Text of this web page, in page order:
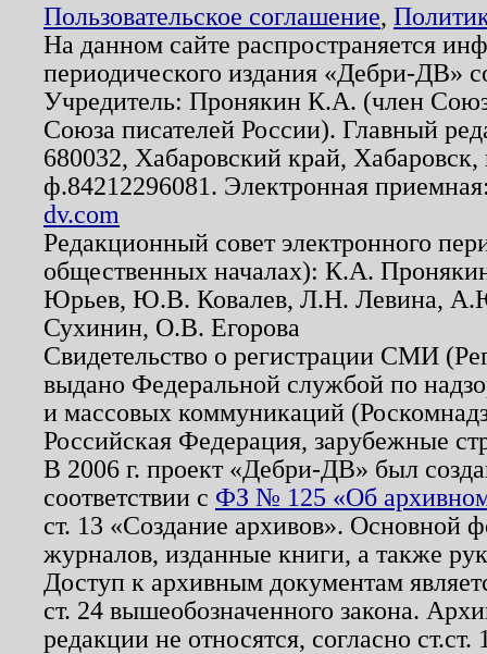
Пользовательское соглашение,
На данном сайте распространяется
периодического издания «Дебри-ДВ»
Учредитель: Пронякин К.А. (член
Союза писателей России). Главный
680032, Хабаровский край,
ф.84212296081. Электронная
dv.com
Редакционный совет электронного
общественных началах): К.А.
Юрьев, Ю.В. Ковалев, Л.Н. Левина,
Сухинин, О.В. Егорова
Свидетельство о регистрации СМИ
выдано Федеральной службой по
и массовых коммуникаций
Российская Федерация, зарубежные
В 2006 г. проект «Дебри-ДВ» был
соответствии с ФЗ № 125 «Об
ст. 13 «Создание архивов». Основной
журналов, изданные книги, а также
Доступ к архивным документам
ст. 24 вышеобозначенного закона.
редакции не относятся, согласно